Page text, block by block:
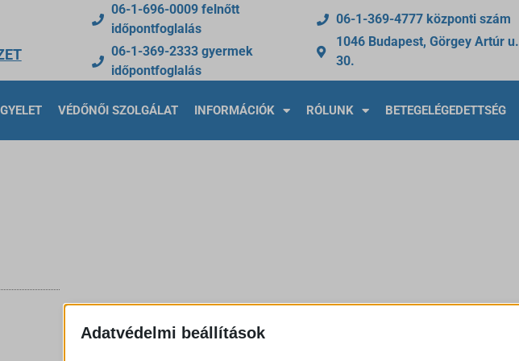
06-1-696-0009 felnőtt
időpontfoglalás
06-1-369-2333 gyermek
időpontfoglalás
06-1-369-4777 központi szám
1046 Budapest, Görgey Artúr u.
30.
VÉDŐNŐI SZOLGÁLAT INFORMÁCIÓK RÓLUNK BETEGELÉGEDETTSÉG
Adatvédelmi beállítások